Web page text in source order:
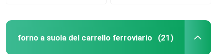
forno a suola del carrello ferroviario (21)